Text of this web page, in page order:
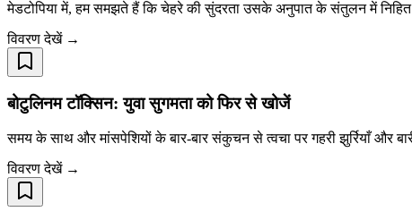
मेडटोपिया में, हम समझते हैं कि चेहरे की सुंदरता उसके अनुपात के संतुलन में
विवरण देखें →
बोटुलिनम टॉक्सिन: युवा सुगमता को फिर से खोजें
समय के साथ और मांसपेशियों के बार-बार संकुचन से त्वचा पर गहरी झुर्रियाँ
विवरण देखें →